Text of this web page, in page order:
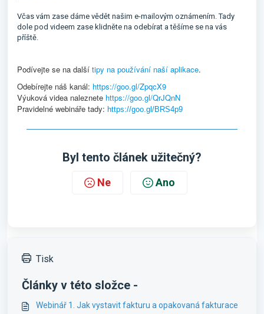
Včas vám zase dáme vědět našim e-mailovým oznámením. Tady
dole pod videem zase klidněte na odebírat a těšíme se na vás
příště.
Podívejte se na další tipy na používání naší aplikace.
Odebírejte náš kanál: https://goo.gl/ZpqcX9
Výuková videa naleznete https://goo.gl/QrJQnN
Pravidelné webináře tady: https://goo.gl/BRS4p9
Byl tento článek užitečný?
Ne Ano
Tisk
Články v této složce -
Webinář 1. Jak vystavit fakturu a opakovaná fakturace